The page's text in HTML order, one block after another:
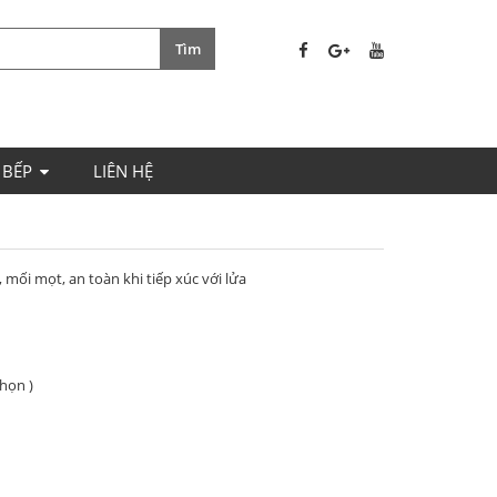
LIÊN HỆ
mối mọt, an toàn khi tiếp xúc với lửa
)